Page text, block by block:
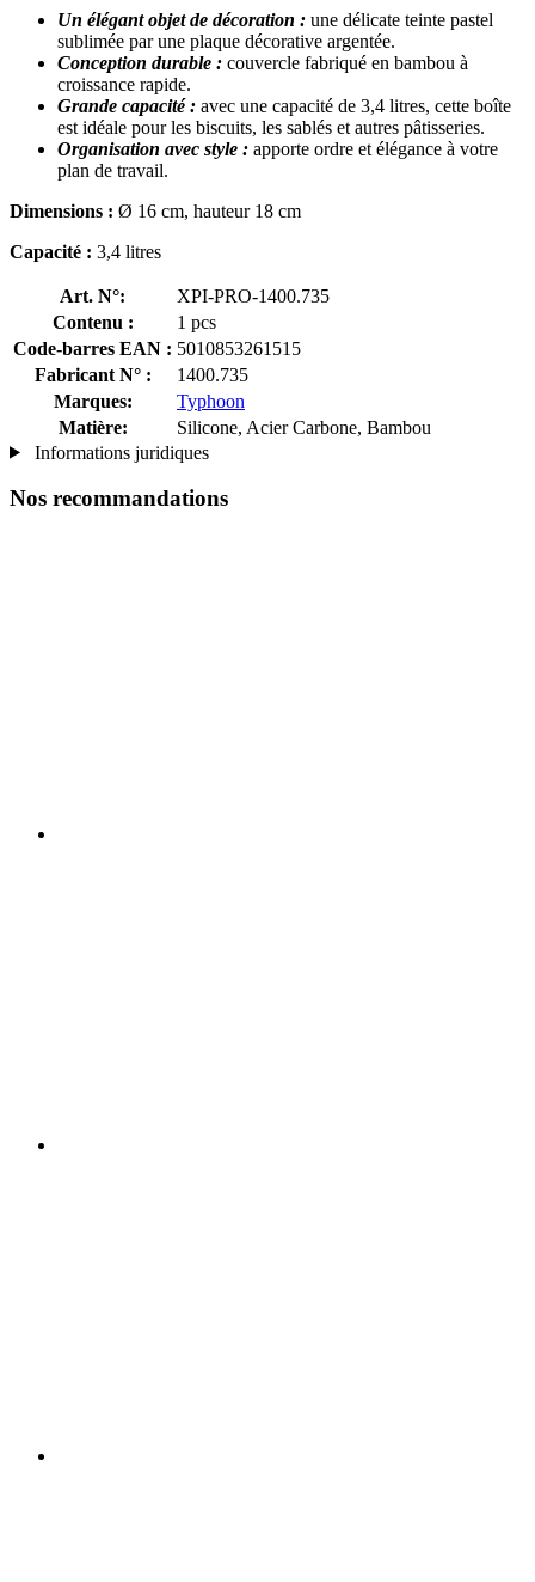
Un élégant objet de décoration : une délicate teinte pastel
sublimée par une plaque décorative argentée.
Conception durable : couvercle fabriqué en bambou à
croissance rapide.
Grande capacité : avec une capacité de 3,4 litres, cette boîte
est idéale pour les biscuits, les sablés et autres pâtisseries.
Organisation avec style : apporte ordre et élégance à votre
plan de travail.
Dimensions : Ø 16 cm, hauteur 18 cm
Capacité : 3,4 litres
Art. N°:
XPI-PRO-1400.735
Contenu :
1 pcs
Code-barres EAN : 5010853261515
Fabricant N° :
1400.735
Marques:
Typhoon
Matière:
Silicone, Acier Carbone, Bambou
Informations juridiques
Nos recommandations